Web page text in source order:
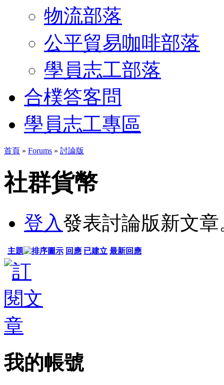
物流部落
公平貿易咖啡部落
學員志工部落
合樸答客問
學員志工專區
首頁 » Forums » 討論版
社群貨幣
登入發表討論版新文章
主題 回應 已建立 最新回應
我的帳號